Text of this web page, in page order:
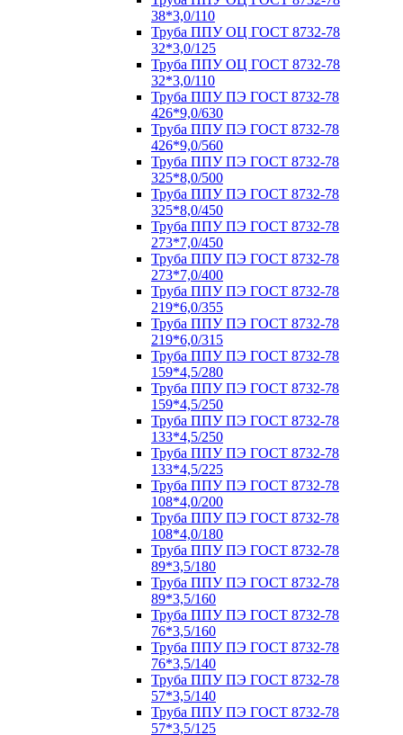
38*3,0/110
Труба ППУ ОЦ ГОСТ 8732-78
32*3,0/125
Труба ППУ ОЦ ГОСТ 8732-78
32*3,0/110
Труба ППУ ПЭ ГОСТ 8732-78
426*9,0/630
Труба ППУ ПЭ ГОСТ 8732-78
426*9,0/560
Труба ППУ ПЭ ГОСТ 8732-78
325*8,0/500
Труба ППУ ПЭ ГОСТ 8732-78
325*8,0/450
Труба ППУ ПЭ ГОСТ 8732-78
273*7,0/450
Труба ППУ ПЭ ГОСТ 8732-78
273*7,0/400
Труба ППУ ПЭ ГОСТ 8732-78
219*6,0/355
Труба ППУ ПЭ ГОСТ 8732-78
219*6,0/315
Труба ППУ ПЭ ГОСТ 8732-78
159*4,5/280
Труба ППУ ПЭ ГОСТ 8732-78
159*4,5/250
Труба ППУ ПЭ ГОСТ 8732-78
133*4,5/250
Труба ППУ ПЭ ГОСТ 8732-78
133*4,5/225
Труба ППУ ПЭ ГОСТ 8732-78
108*4,0/200
Труба ППУ ПЭ ГОСТ 8732-78
108*4,0/180
Труба ППУ ПЭ ГОСТ 8732-78
89*3,5/180
Труба ППУ ПЭ ГОСТ 8732-78
89*3,5/160
Труба ППУ ПЭ ГОСТ 8732-78
76*3,5/160
Труба ППУ ПЭ ГОСТ 8732-78
76*3,5/140
Труба ППУ ПЭ ГОСТ 8732-78
57*3,5/140
Труба ППУ ПЭ ГОСТ 8732-78
57*3,5/125